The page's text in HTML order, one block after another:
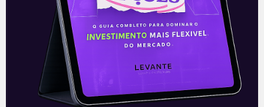
Leia mais
15/05/2019